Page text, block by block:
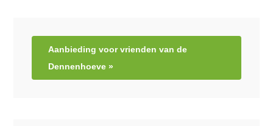
Aanbieding voor vrienden van de
Dennenhoeve »